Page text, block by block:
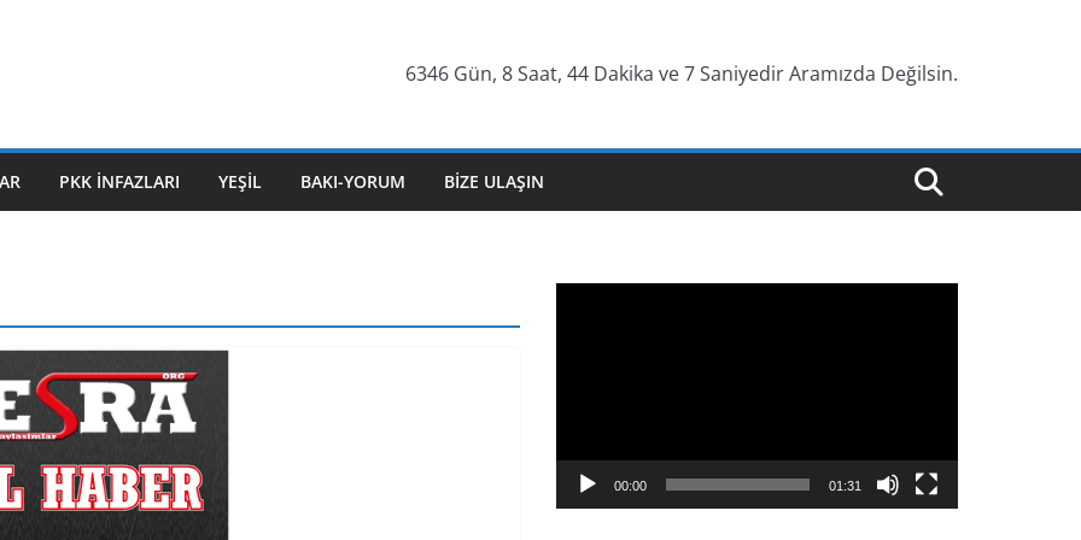
6346 Gün, 8 Saat, 44 Dakika ve 8 Saniyedir Aramızda Değilsin.
PKK İNFAZLARI YEŞIL BAKI-YORUM BIZE ULAŞIN
n
00:00 01:31